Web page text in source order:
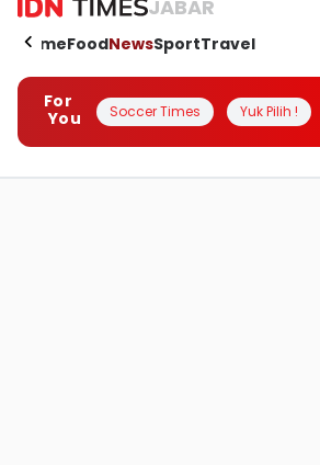
JABAR
HomeFoodNewsSportTravel
For
You
Soccer Times Yuk Pilih !